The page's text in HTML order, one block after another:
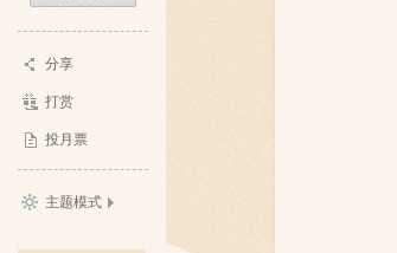
分享
打赏
投月票
主题模式